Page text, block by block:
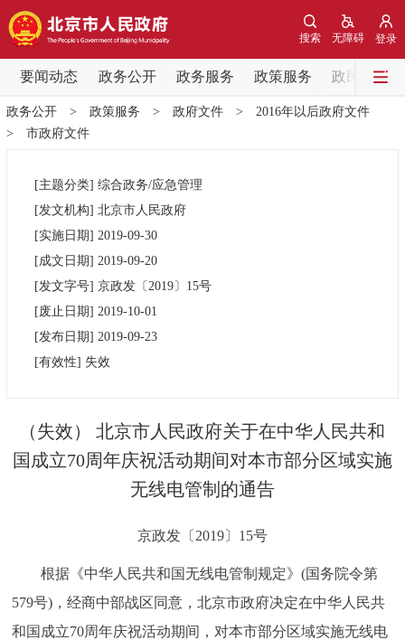
登录
无障碍
搜索
要闻动态 政务公开 政务服务 政策服务 政民互动
要闻动态
党中央精神 国务院信息 中央部委动态
各区热点
市领导
决策公开 专题公开
政务服务
便民服务 利企服务 投资项目
中介服务 阳光政务
政务公开> 政策服务 > 政府文件> 2016年以后政府文件
> 市政府文件
[主题分类] 综合政务/应急管理
[发文机构] 北京市人民政府
[实施日期] 2019-09-30
[成文日期] 2019-09-20
[发文字号] 京政发〔2019〕 15号
[废止日期] 2019-10-01
[发布日期] 2019-09-23
[有效性] 失效
（失效） 北京市人民政府关于在中华人民共和
国成立70周年庆祝活动期间对本市部分区域实施
无线电管制的通告
京政发〔2019〕15号
根据《中华人民共和国无线电管制规定》(国务院令第
579号)，经商中部战区同意，北京市政府决定在中华人民共
和国成立70周年庆祝活动期间，对本市部分区域实施无线电